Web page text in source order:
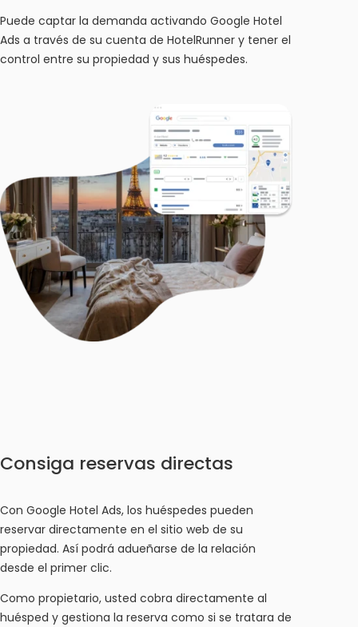
Puede captar la demanda activando Google Hotel
Ads a través de su cuenta de HotelRunner y tener el
control entre su propiedad y sus huéspedes.
Consiga reservas directas
Con Google Hotel Ads, los huéspedes pueden
reservar directamente en el sitio web de su
propiedad. Así podrá adueñarse de la relación
desde el primer clic.
Como propietario, usted cobra directamente al
huésped y gestiona la reserva como si se tratara de